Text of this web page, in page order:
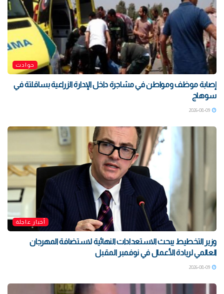
حوادث
إصابة موظف ومواطن في مشاجرة داخل الإدارة الزراعية بساقلتة في
سوهاج
أخبار عاجلة
وزير التخطيط يبحث الاستعدادات النهائية لاستضافة المهرجان
العالمي لريادة الأعمال في نوفمبر المقبل